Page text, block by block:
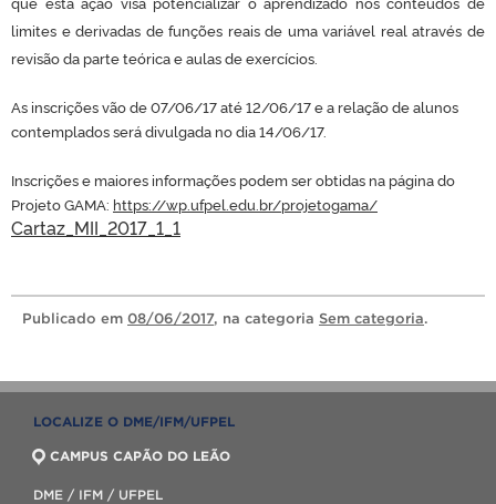
limites e derivadas de funções reais de uma variável real através de
revisão da parte teórica e aulas de exercícios.
As inscrições vão de 07/06/17 até 12/06/17 e a relação de alunos
contemplados será divulgada no dia 14/06/17.
Inscrições e maiores informações podem ser obtidas na página do
Projeto GAMA: https://wp.ufpel.edu.br/projetogama/
Cartaz_MII_2017_1_1
Publicado em 08/06/2017, na categoria Sem categoria.
LOCALIZE O DME/IFM/UFPEL
CAMPUS CAPÃO DO LEÃO
DME / IFM / UFPEL